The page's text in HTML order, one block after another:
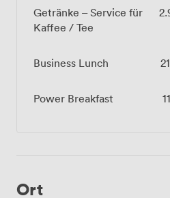
Getränke – Service für
Kaffee / Tee
Business Lunch
Power Breakfast
Ort